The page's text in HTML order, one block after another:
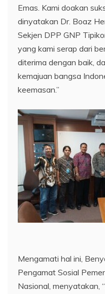
Emas. Kami doakan
dinyatakan Dr. Boaz
Sekjen DPP GNP
yang kami serap dari
diterima dengan baik,
kemajuan bangsa
keemasan.”
Mengamati hal ini,
Pengamat Sosial
Nasional, menyatakan,